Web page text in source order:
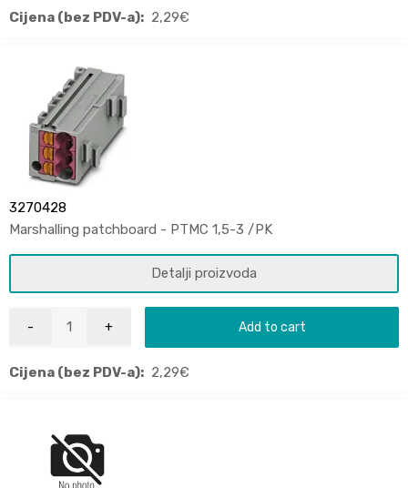
Cijena (bez PDV-a): 2,29€
3270428
Marshalling patchboard - PTMC 1,5-3 /PK
Detalji proizvoda
Add to cart
Cijena (bez PDV-a): 2,29€